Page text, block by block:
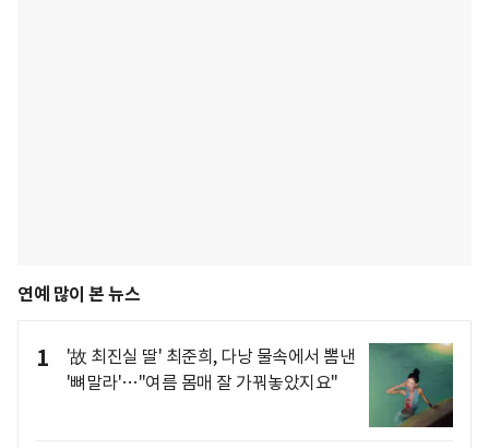
연예 많이 본 뉴스
1
'故 최진실 딸' 최준희, 다낭 물속에서 뽐낸
'뼈말라'…"여름 몸매 잘 가꿔놓았지요"